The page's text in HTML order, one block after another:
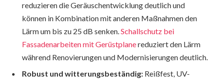
reduzieren die Geräuschentwicklung deutlich und
können in Kombination mit anderen Maßnahmen den
Lärm um bis zu 25 dB senken.Schallschutz bei
Fassadenarbeiten mit Gerüstplanereduziert den Lärm
während Renovierungen und Modernisierungen deutlich.
Robust und witterungsbeständig: Reißfest, UV-